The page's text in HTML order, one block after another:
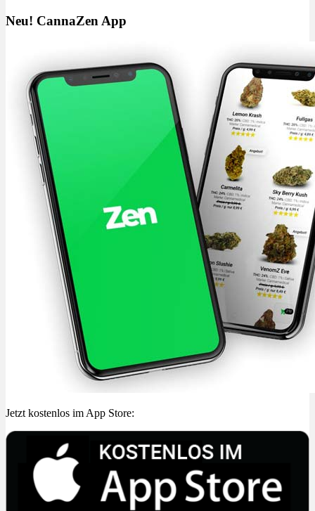
Neu! CannaZen App
Jetzt kostenlos im App Store: